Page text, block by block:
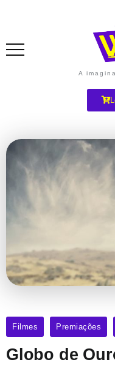
A
Filmes Premiações
Globo de